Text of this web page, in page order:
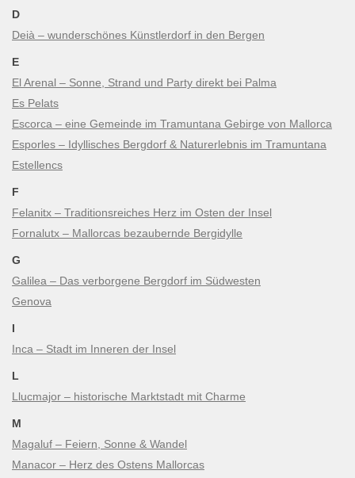
D
Deià – wunderschönes Künstlerdorf in den Bergen
E
El Arenal – Sonne, Strand und Party direkt bei Palma
Es Pelats
Escorca – eine Gemeinde im Tramuntana Gebirge von Mallorca
Esporles – Idyllisches Bergdorf & Naturerlebnis im Tramuntana
Estellencs
F
Felanitx – Traditionsreiches Herz im Osten der Insel
Fornalutx – Mallorcas bezaubernde Bergidylle
G
Galilea – Das verborgene Bergdorf im Südwesten
Genova
I
Inca – Stadt im Inneren der Insel
L
Llucmajor – historische Marktstadt mit Charme
M
Magaluf – Feiern, Sonne & Wandel
Manacor – Herz des Ostens Mallorcas